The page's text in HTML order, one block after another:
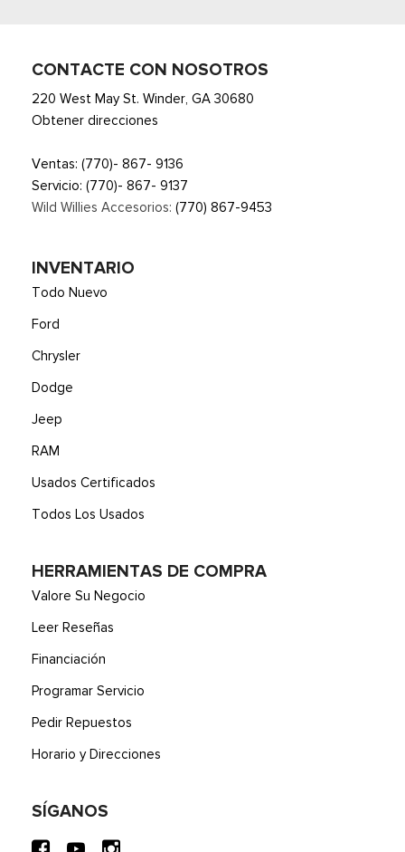
CONTACTE CON NOSOTROS
220 West May St. Winder, GA 30680
Obtener direcciones
Ventas: (770)- 867- 9136
Servicio: (770)- 867- 9137
Wild Willies Accesorios: (770) 867-9453
INVENTARIO
Todo Nuevo
Ford
Chrysler
Dodge
Jeep
RAM
Usados Certificados
Todos Los Usados
HERRAMIENTAS DE COMPRA
Valore Su Negocio
Leer Reseñas
Financiación
Programar Servicio
Pedir Repuestos
Horario y Direcciones
SÍGANOS